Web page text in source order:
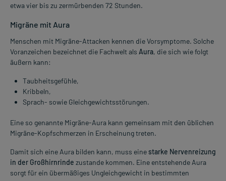
etwa vier bis zu zermürbenden 72 Stunden.
Migräne mit Aura
Menschen mit Migräne-Attacken kennen die Vorsymptome. Solche
Voranzeichen bezeichnet die Fachwelt als Aura, die sich wie folgt
äußern kann:
Taubheitsgefühle,
Kribbeln,
Sprach- sowie Gleichgewichtsstörungen.
Eine so genannte Migräne-Aura kann gemeinsam mit den üblichen
Migräne-Kopfschmerzen in Erscheinung treten.
Damit sich eine Aura bilden kann, muss einestarke Nervenreizung
in der Großhirnrinde zustande kommen. Eine entstehende Aura
sorgt für ein übermäßiges Ungleichgewicht in bestimmten